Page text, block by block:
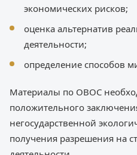
экономических рисков;
оценка альтернатив
деятельности;
определение способов
Материалы по ОВОС
положительного
негосударственной
получения разрешения на